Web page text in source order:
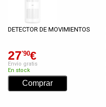
DETECTOR DE MOVIMIENTOS
27'90€
Envío gratis
En stock